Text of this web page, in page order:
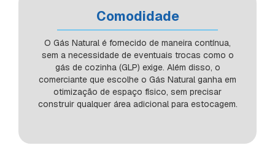
Comodidade
O Gás Natural é fornecido de maneira contínua,
sem a necessidade de eventuais trocas como o
gás de cozinha (GLP) exige. Além disso, o
comerciante que escolhe o Gás Natural ganha em
otimização de espaço físico, sem precisar
construir qualquer área adicional para estocagem.